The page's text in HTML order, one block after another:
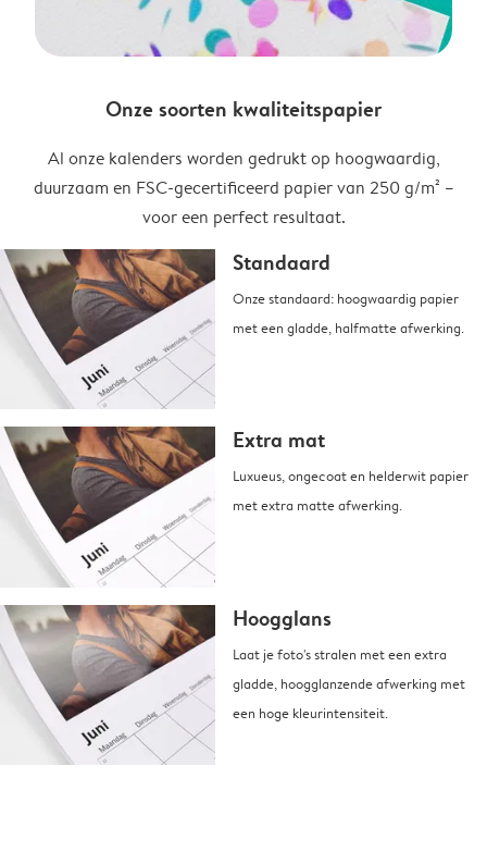
Onze soorten kwaliteitspapier
Al onze kalenders worden gedrukt op hoogwaardig,
duurzaam en FSC-gecertificeerd papier van 250 g/m² –
voor een perfect resultaat.
Standaard
Onze standaard: hoogwaardig papier
met een gladde, halfmatte afwerking.
Extra mat
Luxueus, ongecoat en helderwit papier
met extra matte afwerking.
Hoogglans
Laat je foto's stralen met een extra
gladde, hoogglanzende afwerking met
een hoge kleurintensiteit.